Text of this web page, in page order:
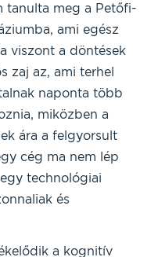
tanulta meg a Petőfi-
ami egész
viszont a döntések
zaj az, ami terhel
naponta több
miközben a
ára a felgyorsult
cég ma nem lép
technológiai
és
a kognitív